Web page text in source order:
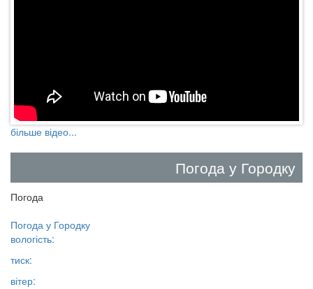
більше відео...
Погода у Городку
Погода
Погода у Городку
вологість:
тиск:
вітер: